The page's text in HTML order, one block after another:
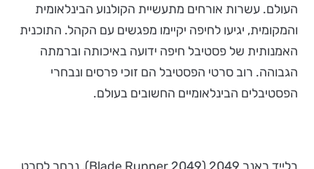
העולם. עשרות אורחים מתעשיית הקולנוע הבינלאומית
והמקומית, יגיעו לחיפה יקיימו מפגשים עם הקהל. התוכנית
האמנותית של פסטיבל חיפה ידועה באיכותה וברמתה
הגבוהה. רוב סרטי הפסטיבל הם זוכי פרסים ונבחרי
הפסטיבלים הבינלאומיים החשובים בעולם.